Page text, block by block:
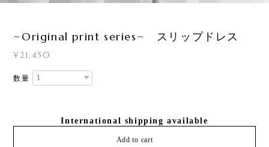
~Original print series~ スリップドレス
¥21,450
数量
International shipping available
Add to cart